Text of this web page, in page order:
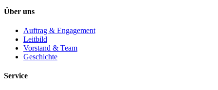
Über uns
Auftrag & Engagement
Leitbild
Vorstand & Team
Geschichte
Service